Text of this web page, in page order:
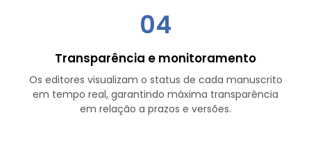
04
Transparência e monitoramento
Os editores visualizam o status de cada manuscrito
em tempo real, garantindo máxima transparência
em relação a prazos e versões.